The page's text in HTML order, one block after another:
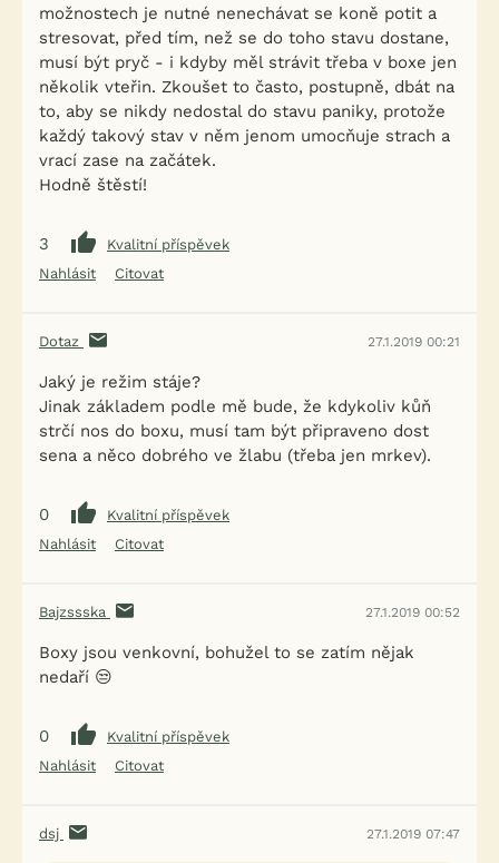
možnostech je nutné nenechávat se koně potit a
stresovat, před tím, než se do toho stavu dostane,
musí být pryč - i kdyby měl strávit třeba v boxe jen
několik vteřin. Zkoušet to často, postupně, dbát na
to, aby se nikdy nedostal do stavu paniky, protože
každý takový stav v něm jenom umocňuje strach a
vrací zase na začátek.
Hodně štěstí!
3
Kvalitní příspěvek
Nahlásit
Citovat
Dotaz 27.1.2019 00:21
Jaký je režim stáje?
Jinak základem podle mě bude, že kdykoliv kůň
strčí nos do boxu, musí tam být připraveno dost
sena a něco dobrého ve žlabu (třeba jen mrkev).
0
Kvalitní příspěvek
Nahlásit
Citovat
Bajzssska 27.1.2019 00:52
Boxy jsou venkovní, bohužel to se zatím nějak
nedaří 😒
0
Kvalitní příspěvek
Nahlásit
Citovat
dsj 27.1.2019 07:47